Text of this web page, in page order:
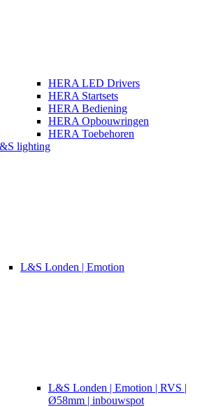
HERA LED Drivers
HERA Startsets
HERA Bediening
HERA Opbouwringen
HERA Toebehoren
lighting
L&S Londen | Emotion
L&S Londen | Emotion | RVS |
Ø58mm | inbouwspot